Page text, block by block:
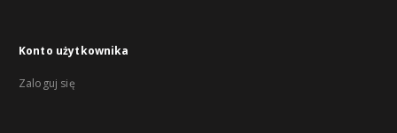
Konto użytkownika
Zaloguj się